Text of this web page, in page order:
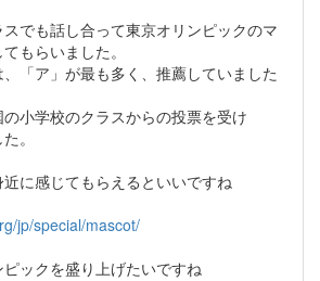
でも話し合って東京オリンピックのマ
もらいました。
「ア」が最も多く、推薦していました
小学校のクラスからの投票を受け
。
に感じてもらえるといいですね
jp/special/mascot/
ックを盛り上げたいですね